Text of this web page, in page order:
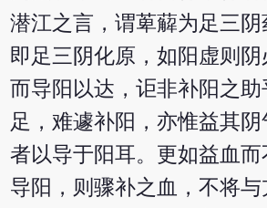
潜江之言，谓萆薢为足三阴
即足三阴化原，如阳虚则阴
而导阳以达，讵非补阳之
足，难遽补阳，亦惟益其阴
者以导于阳耳。更如益血而
导阳，则骤补之血，不将与